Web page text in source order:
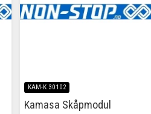
KAM-K 30102
Kamasa Skåpmodul